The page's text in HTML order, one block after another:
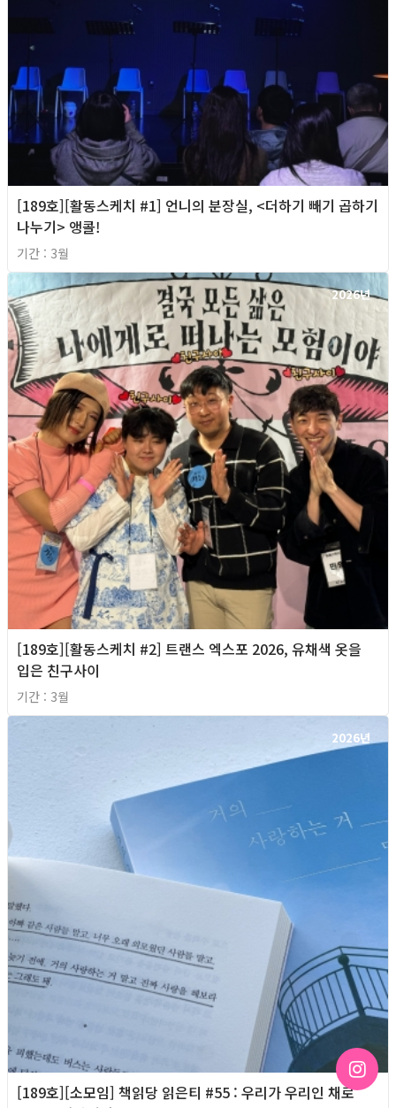
[189호][활동스케치 #1] 언니의 분장실, <더하기 빼기 곱하기
나누기> 앵콜!
기간 : 3월
2026년
[189호][활동스케치 #2] 트랜스 엑스포 2026, 유채색 옷을
입은 친구사이
기간 : 3월
2026년
[189호][소모임] 책읽당 읽은티 #55 : 우리가 우리인 채로